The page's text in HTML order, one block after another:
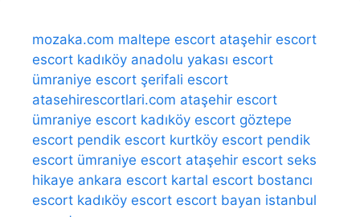
mozaka.com maltepe escort ataşehir escort
escort kadıköy anadolu yakası escort
ümraniye escort şerifali escort
atasehirescortlari.com ataşehir escort
ümraniye escort kadıköy escort göztepe
escort pendik escort kurtköy escort pendik
escort ümraniye escort ataşehir escort seks
hikaye ankara escort kartal escort bostancı
escort kadıköy escort escort bayan istanbul